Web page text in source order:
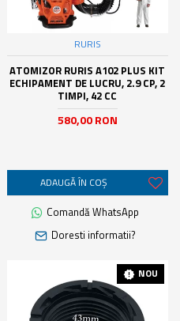
RURIS
ATOMIZOR RURIS A102 PLUS KIT
ECHIPAMENT DE LUCRU, 2.9 CP, 2
TIMPI, 42 CC
580,00 RON
ADAUGĂ ÎN COŞ
Comandă WhatsApp
Doresti informatii?
NOU